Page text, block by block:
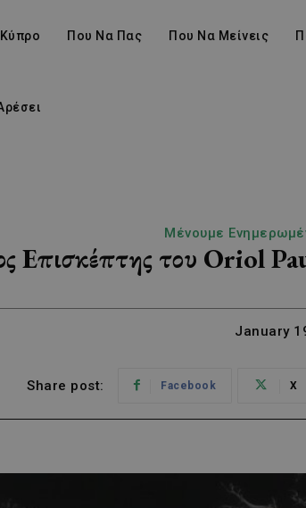
Που Να Πας Που Να Μείνεις
Μένουμε
Επισκέπτης του Oriol
January
Share post: Facebook X